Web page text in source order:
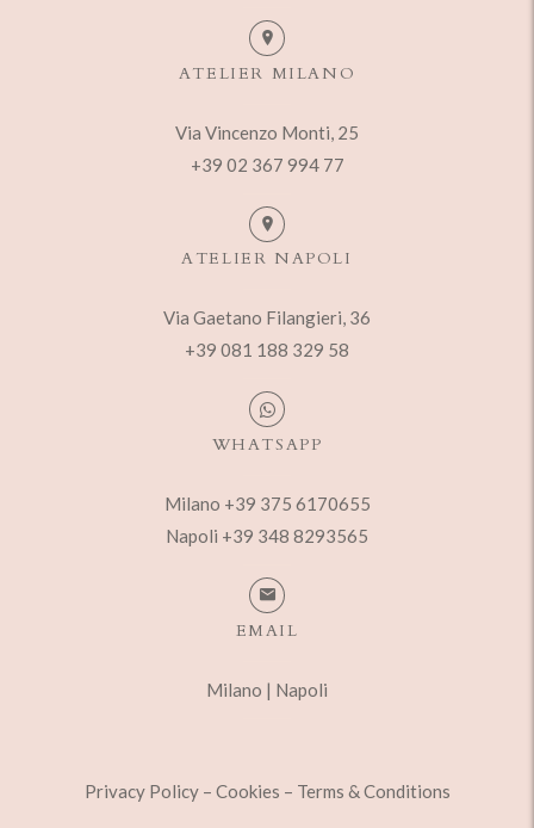
ATELIER MILANO
Via Vincenzo Monti, 25
+39 02 367 994 77
ATELIER NAPOLI
Via Gaetano Filangieri, 36
+39 081 188 329 58
WHATSAPP
Milano +39 375 6170655
Napoli +39 348 8293565
EMAIL
Milano | Napoli
Privacy Policy– Cookies – Terms & Conditions